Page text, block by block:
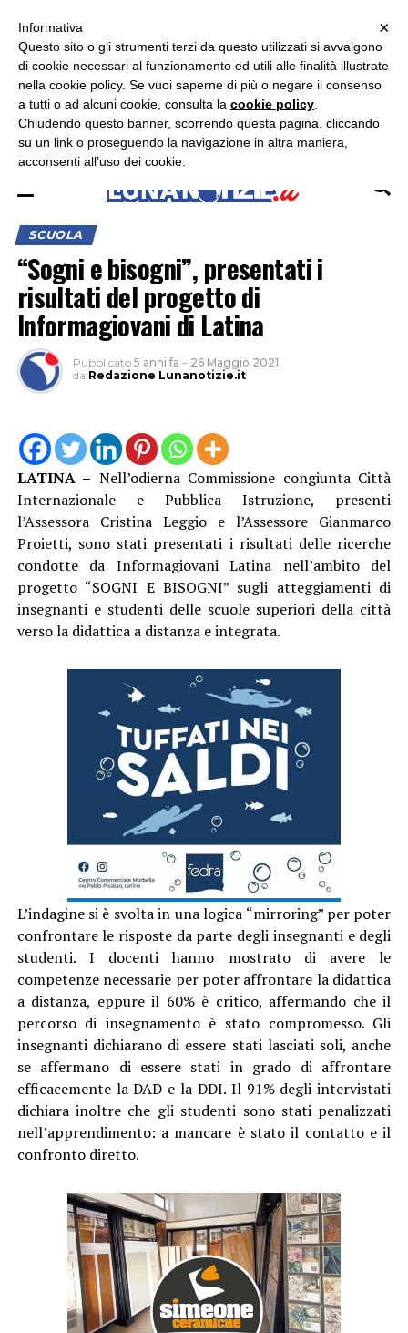
ASCOLTA RADIO LUNA
SCUOLA
“Sogni e bisogni”, presentati i
risultati del progetto di
Informagiovani di Latina
Pubblicato 5 anni fa – 26 Maggio 2021
da Redazione Lunanotizie.it
LATINA – Nell’odierna Commissione congiunta Città
Internazionale e Pubblica Istruzione, presenti
l’Assessora Cristina Leggio e l’Assessore Gianmarco
Proietti, sono stati presentati i risultati delle ricerche
condotte da Informagiovani Latina nell’ambito del
progetto “SOGNI E BISOGNI” sugli atteggiamenti di
insegnanti e studenti delle scuole superiori della città
verso la didattica a distanza e integrata.
L’indagine si è svolta in una logica “mirroring” per poter
confrontare le risposte da parte degli insegnanti e degli
studenti. I docenti hanno mostrato di avere le
competenze necessarie per poter affrontare la didattica
a distanza, eppure il 60% è critico, affermando che il
percorso di insegnamento è stato compromesso. Gli
insegnanti dichiarano di essere stati lasciati soli, anche
se affermano di essere stati in grado di affrontare
efficacemente la DAD e la DDI. Il 91% degli intervistati
dichiara inoltre che gli studenti sono stati penalizzati
nell’apprendimento: a mancare è stato il contatto e il
confronto diretto.
×
×
Informativa
Questo sito o gli strumenti terzi da questo utilizzati si avvalgono
di cookie necessari al funzionamento ed utili alle finalità illustrate
nella cookie policy. Se vuoi saperne di più o negare il consenso
a tutti o ad alcuni cookie, consulta la cookie policy
Chiudendo questo banner, scorrendo questa pagina, cliccando
su un link o proseguendo la navigazione in altra maniera,
acconsenti all’uso dei cookie.